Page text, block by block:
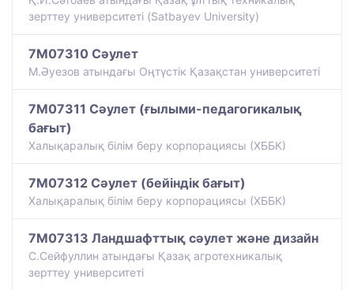
зерттеу университеті (Satbayev University)
7M07310 Сәулет
М.Әуезов атындағы Оңтүстік Қазақстан университеті
7M07311 Сәулет (ғылыми-педагогикалық
бағыт)
Халықаралық білім беру корпорациясы (ХББК)
7M07312 Сәулет (бейіндік бағыт)
Халықаралық білім беру корпорациясы (ХББК)
7M07313 Ландшафттық сәулет және дизайн
С.Сейфуллин атындағы Қазақ агротехникалық
зерттеу университеті